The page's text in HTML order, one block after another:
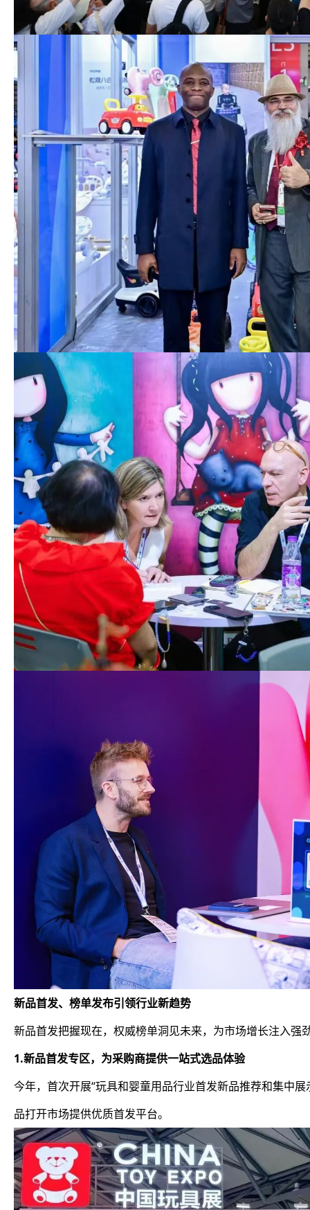
新品首发、榜单发布引领行业新趋势
新品首发把握现在，权威榜单洞见未来，为市场增长注入强
1.新品首发专区，为采购商提供一站式选品体验
今年，首次开展“玩具和婴童用品行业首发新品推荐和集中
品打开市场提供优质首发平台。